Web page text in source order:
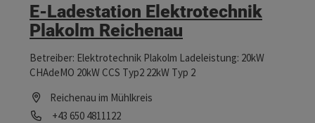
E-Ladestation Elektrotechnik
Plakolm Reichenau
Betreiber: Elektrotechnik Plakolm Ladeleistung: 20kW
CHAdeMO 20kW CCS Typ2 22kW Typ 2
Reichenau im Mühlkreis
Telefon
+43 650 4811122